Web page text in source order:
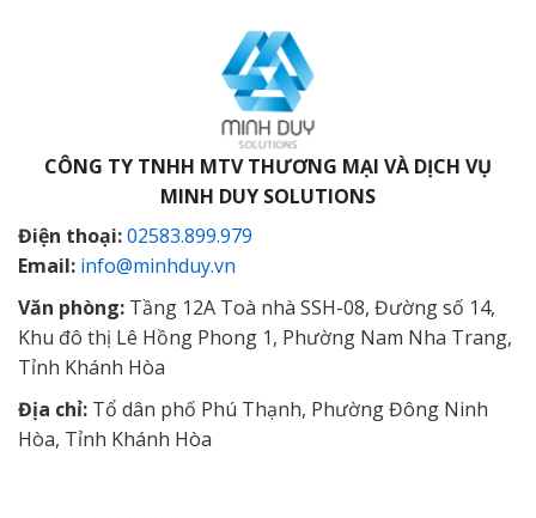
CÔNG TY TNHH MTV THƯƠNG MẠI VÀ DỊCH VỤ
MINH DUY SOLUTIONS
Điện thoại:02583.899.979
Email: info@minhduy.vn
Văn phòng: Tầng 12A Toà nhà SSH-08, Đường số 14,
Khu đô thị Lê Hồng Phong 1, Phường Nam Nha Trang,
Tỉnh Khánh Hòa
Địa chỉ: Tổ dân phố Phú Thạnh, Phường Đông Ninh
Hòa, Tỉnh Khánh Hòa